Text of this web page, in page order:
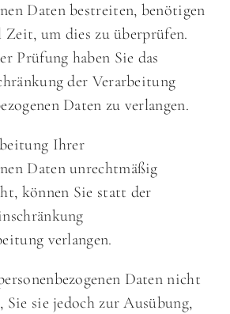
Daten bestreiten, benötigen
um dies zu überprüfen.
Prüfung haben Sie das
der Verarbeitung
Daten zu verlangen.
Ihrer
Daten unrechtmäßig
können Sie statt der
verlangen.
Daten nicht
Sie sie jedoch zur Ausübung,